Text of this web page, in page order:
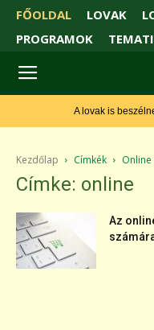
FŐOLDAL LOVAK
PROGRAMOK
A lovak is
Kezdőlap Címkék Online
Címke: online
Az